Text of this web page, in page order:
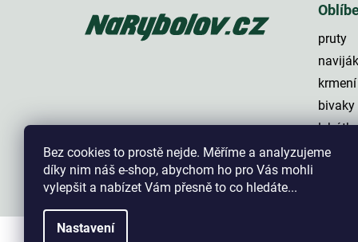
Bez cookies to prostě nejde. Měříme a analyzujeme
díky nim náš e-shop, abychom ho pro Vás mohli
vylepšit a nabízet Vám přesně to co hledáte...
Nastavení
pruty
krmení
bivaky
háčky